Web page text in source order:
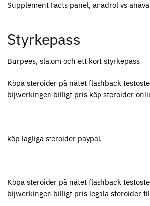
Supplement Facts panel, anadrol vs
Styrkepass
Burpees, slalom och ett kort styrkepass
Köpa steroider på nätet flashback
bijwerkingen billigt pris köp steroider
köp lagliga steroider paypal.
Köpa steroider på nätet flashback
bijwerkingen billigt pris legala steroider